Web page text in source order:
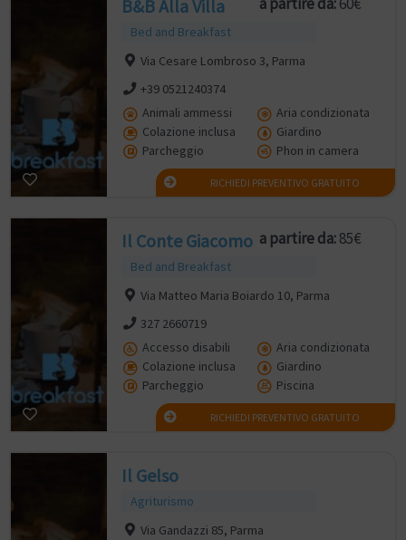
B&B Alla Villa
Bed and Breakfast
Via Cesare Lombroso 3, Parma
+39 0521240374
Animali ammessi
Aria condizionata
Colazione inclusa
Giardino
Parcheggio
Phon in camera
RICHIEDI PREVENTIVO GRATUITO
Il Conte Giacomo
Bed and Breakfast
a partire da:85€
Via Matteo Maria Boiardo 10, Parma
327 2660719
Accesso disabili
Aria condizionata
Colazione inclusa
Giardino
Parcheggio
Piscina
RICHIEDI PREVENTIVO GRATUITO
Il Gelso
Agriturismo
Via Gandazzi 85, Parma